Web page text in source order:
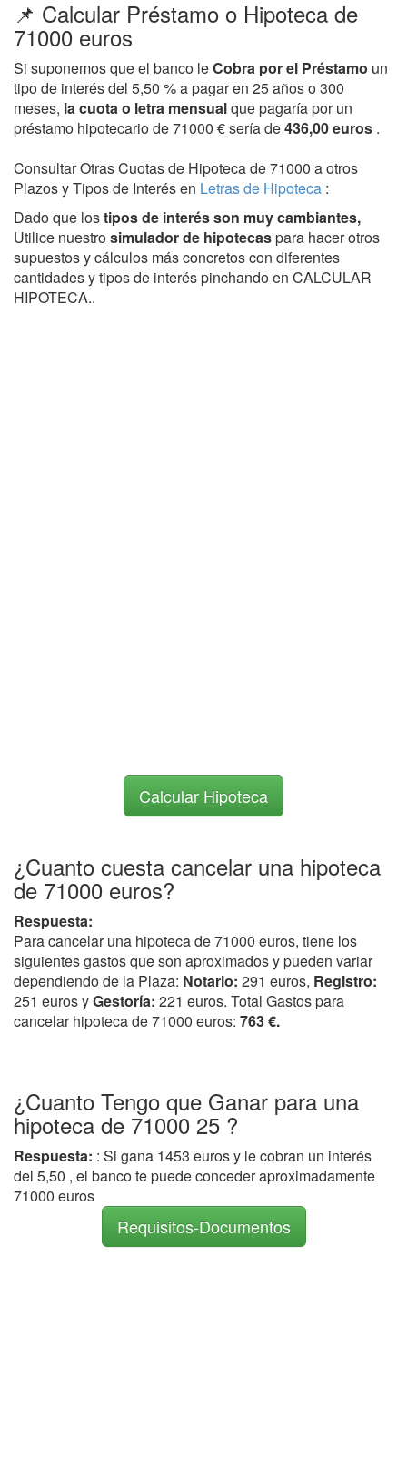
📌 Calcular Préstamo o Hipoteca de
71000 euros
Si suponemos que el banco leCobra por el Préstamo un
tipo de interés del 5,50 % a pagar en 25 años o 300
meses, la cuota o letra mensualque pagaría por un
préstamo hipotecario de 71000 € sería de436,00 euros .
Consultar Otras Cuotas de Hipoteca de 71000 a otros
Plazos y Tipos de Interés en Letras de Hipoteca :
Dado que lostipos de interés son muy cambiantes,
Utilice nuestrosimulador de hipotecaspara hacer otros
supuestos y cálculos más concretos con diferentes
cantidades y tipos de interés pinchando en CALCULAR
HIPOTECA..
Calcular Hipoteca
¿Cuanto cuesta cancelar una hipoteca
de 71000 euros?
Respuesta:
Para cancelar una hipoteca de 71000 euros, tiene los
siguientes gastos que son aproximados y pueden variar
dependiendo de la Plaza: Notario: 291 euros, Registro:
251 euros yGestoría: 221 euros. Total Gastos para
cancelar hipoteca de 71000 euros: 763 €.
¿Cuanto Tengo que Ganar para una
hipoteca de 71000 25 ?
Respuesta: : Si gana 1453 euros y le cobran un interés
del 5,50 , el banco te puede conceder aproximadamente
71000 euros
Requisitos-Documentos